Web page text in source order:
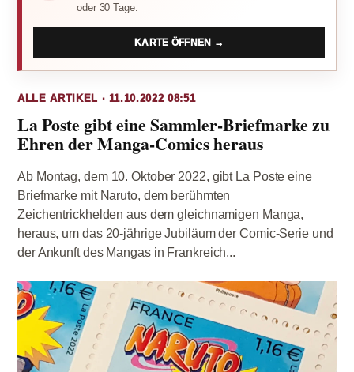
oder 30 Tage.
KARTE ÖFFNEN →
ALLE ARTIKEL · 11.10.2022 08:51
La Poste gibt eine Sammler-Briefmarke zu
Ehren der Manga-Comics heraus
Ab Montag, dem 10. Oktober 2022, gibt La Poste eine
Briefmarke mit Naruto, dem berühmten
Zeichentrickhelden aus dem gleichnamigen Manga,
heraus, um das 20-jährige Jubiläum der Comic-Serie und
der Ankunft des Mangas in Frankreich...